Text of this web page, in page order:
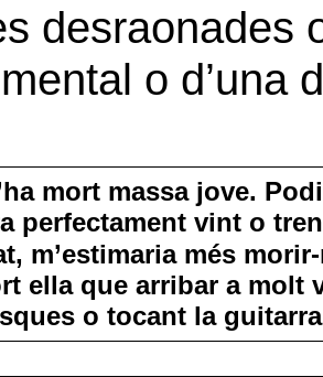
desraonades
o d’una
mort massa jove.
perfectament vint o
m’estimaria més morir-
ella que arribar a molt
o tocant la